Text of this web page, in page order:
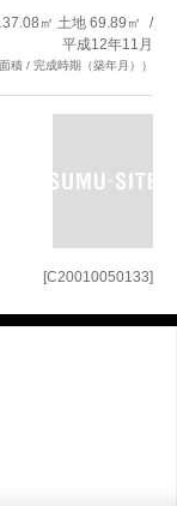
[C20010050133]
㎡ 土地 69.89㎡
平成12年11月
積 / 完成時期（築年月））